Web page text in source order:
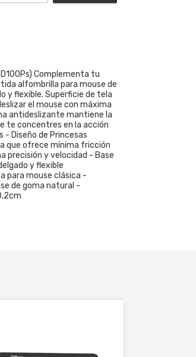
Complementa tu
alfombrilla para mouse de
y flexible. Superficie de tela
el mouse con máxima
antideslizante mantiene la
te concentres en la acción
Diseño de Princesas
que ofrece mínima fricción
precisión y velocidad - Base
y flexible
para mouse clásica -
de goma natural -